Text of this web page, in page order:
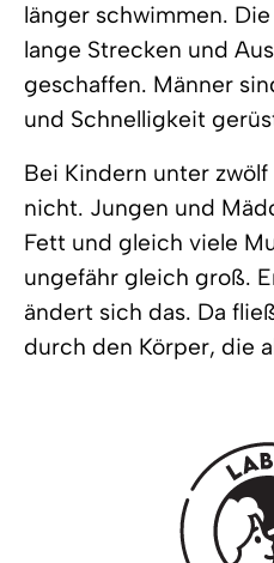
länger schwimmen.
lange Strecken und
geschaffen. Männer
und Schnelligkeit
Bei Kindern unter
nicht. Jungen und
Fett und gleich viele
ungefähr gleich groß.
ändert sich das. Da
durch den Körper, die